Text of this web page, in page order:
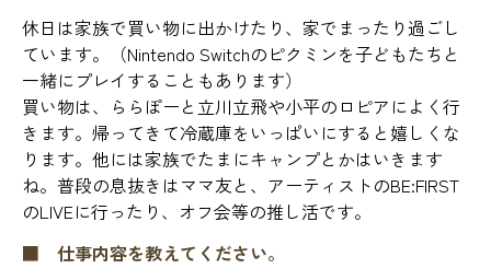
休日は家族で買い物に出かけたり、家でまったり過ごし
ています。（Nintendo Switchのピクミンを子どもたちと
一緒にプレイすることもあります）
買い物は、ららぽーと立川立飛や小平のロピアによく行
きます。帰ってきて冷蔵庫をいっぱいにすると嬉しくな
ります。他には家族でたまにキャンプとかはいきます
ね。普段の息抜きはママ友と、アーティストのBE:FIRST
のLIVEに行ったり、オフ会等の推し活です。
■ 仕事内容を教えてください。